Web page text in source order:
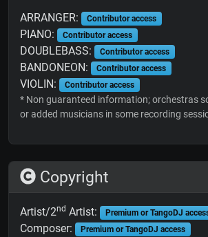
ARRANGER: Contributor access
PIANO: Contributor access
DOUBLEBASS: Contributor access
BANDONEON: Contributor access
VIOLIN: Contributor access
* Non guaranteed information; orchestras
or added musicians in some recording
Copyright
Artist/2nd Artist: Premium or TangoDJ
Composer: Premium or TangoDJ access